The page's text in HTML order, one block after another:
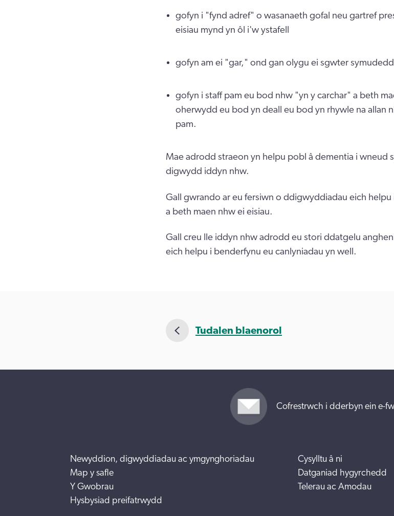
gofyn i "fynd adref" o wasanaeth gofal neu gartref
eisiau mynd yn ôl i'w ystafell
gofyn am ei "gar," ond gan olygu ei sgwter
gofyn i staff pam eu bod nhw "yn y carchar" a beth
oherwydd eu bod yn deall eu bod yn rhywle na allan
pam.
Mae adrodd straeon yn helpu pobl â dementia i wneud
digwydd iddyn nhw.
Gall gwrando ar eu fersiwn o ddigwyddiadau eich
a beth maen nhw ei eisiau.
Gall creu lle iddyn nhw adrodd eu stori ddatgelu
eich helpu i benderfynu eu canlyniadau yn well.
Tudalen blaenorol
Cofrestrwch i dderbyn ein e-
Newyddion, digwyddiadau ac ymgynghoriadau
Map y safle
Y Gwobrau
Hysbysiad preifatrwydd
Cysylltu â ni
Datganiad hygyrchedd
Telerau ac Amodau